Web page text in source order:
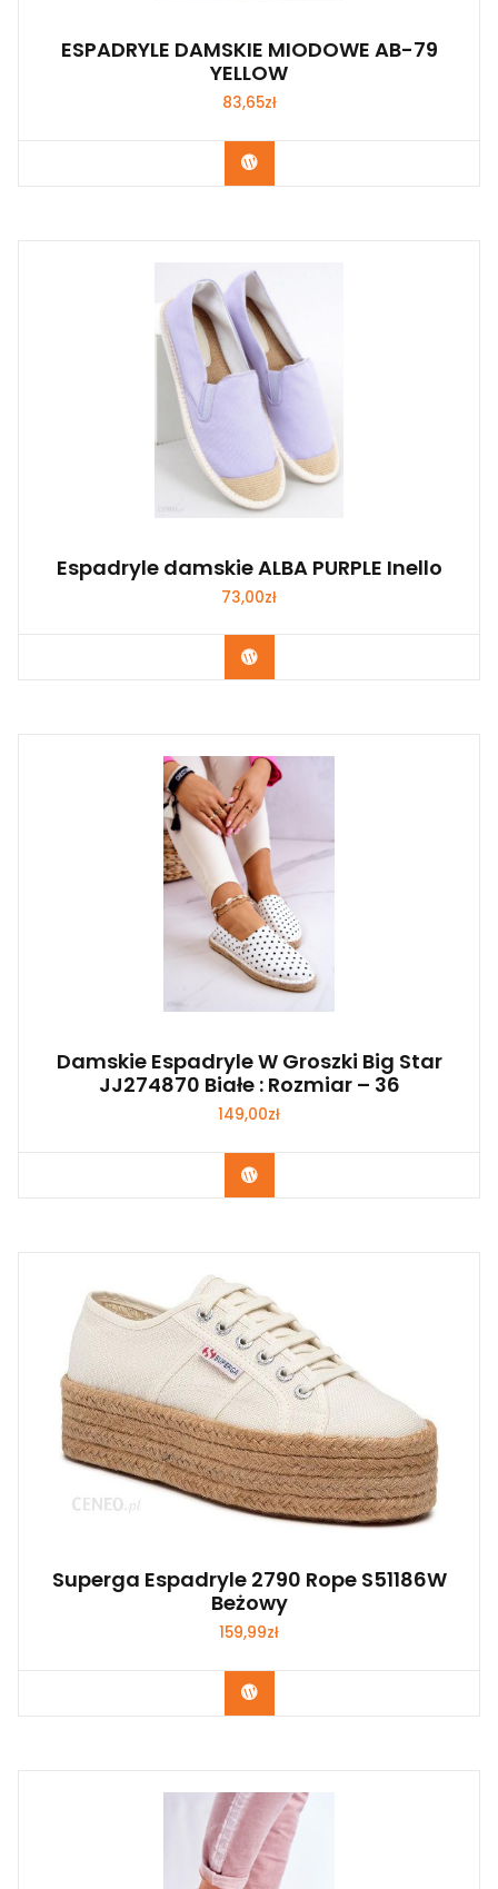
ESPADRYLE DAMSKIE MIODOWE AB-79
YELLOW
83,65zł
Kup Teraz
Espadryle damskie ALBA PURPLE Inello
73,00zł
Kup Teraz
Damskie Espadryle W Groszki Big Star
JJ274870 Białe : Rozmiar – 36
149,00zł
Kup Teraz
Superga Espadryle 2790 Rope S51186W
Beżowy
159,99zł
Kup Teraz